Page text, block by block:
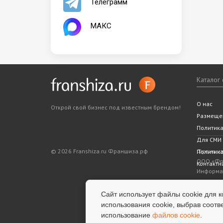
Телеграмм
МАКС
Открой свой бизнес под известным брендом! Все
Статьи
Словарь
5 шагов
О нас
Для СМИ
© 2026 Franshiza.ru Франшиза.рф
ООО
Сайт использует файлы cookie для
использования cookie, выбрав
использование файлов cookie